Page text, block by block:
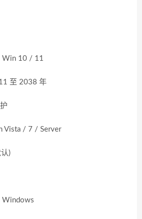
Win 10 / 11
至 2038 年
Vista / 7 / Server
)
Windows